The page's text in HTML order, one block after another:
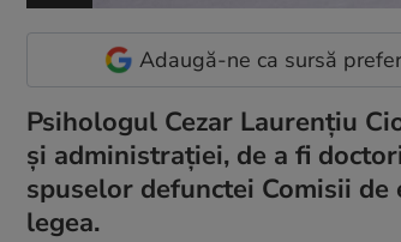
Adaugă-ne ca sursă
Psihologul Cezar Laurenţiu
și administrației, de a fi
spuselor defunctei Comisii
legea.